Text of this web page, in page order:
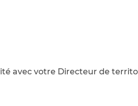
avec votre Directeur de